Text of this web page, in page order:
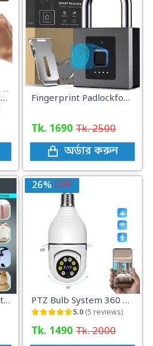
Smart 360° 4K Security Camera WiFi Wireless Indoor Outdoor Surveillance Motion Detection Night Vision Monitor System for Home Fingerprint Padlockfor Do or,Bicycle,Scooter,Tool Box
Tk. 1690 Tk. 2500
অর্ডার করুন
Smart Finder Anti-Lost Alarm System Mini GPS Location Tracking Device
26% OFF
PTZ Bulb System 360 Degree WiFi Panorama IP Camera
5.0 (5 reviews)
Tk. 1490 Tk. 2000